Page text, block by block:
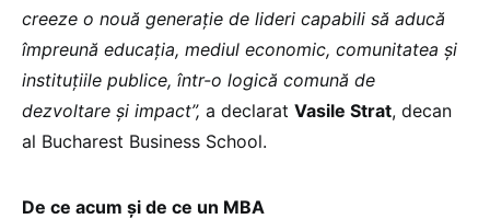
creeze o nouă generație de lideri capabili să aducă
împreună educația, mediul economic, comunitatea și
instituțiile publice, într-o logică comună de
dezvoltare și impact”, a declarat Vasile Strat, decan
al Bucharest Business School.
De ce acum și de ce un MBA